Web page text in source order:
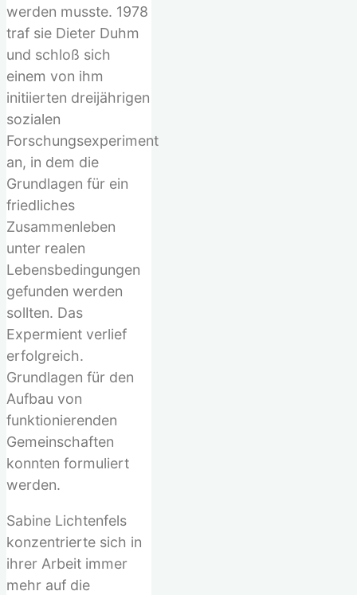
werden musste. 1978
traf sie Dieter Duhm
und schloß sich
einem von ihm
initiierten dreijährigen
sozialen
Forschungsexperiment
an, in dem die
Grundlagen für ein
friedliches
Zusammenleben
unter realen
Lebensbedingungen
gefunden werden
sollten. Das
Expermient verlief
erfolgreich.
Grundlagen für den
Aufbau von
funktionierenden
Gemeinschaften
konnten formuliert
werden.
Sabine Lichtenfels
konzentrierte sich in
ihrer Arbeit immer
mehr auf die